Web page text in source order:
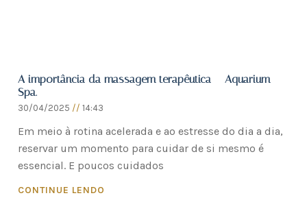
A importância da massagem terapêutica – Aquarium
Spa.
30/04/2025 14:43
Em meio à rotina acelerada e ao estresse do dia a dia,
reservar um momento para cuidar de si mesmo é
essencial. E poucos cuidados
CONTINUE LENDO